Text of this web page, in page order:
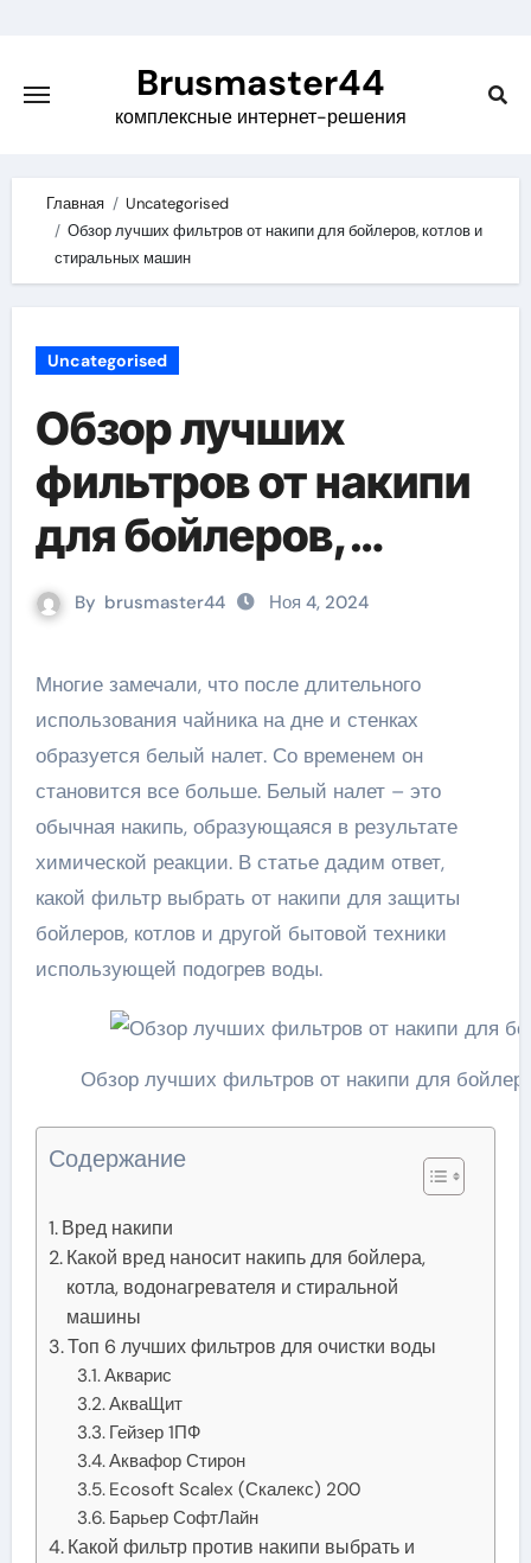
content
Brusmaster44
комплексные интернет-решения
Главная
Uncategorised
Обзор лучших фильтров от накипи для бойлеров, котлов и
стиральных машин
Uncategorised
Обзор лучших
фильтров от накипи
для бойлеров,
котлов и стиральных
By brusmaster44 Ноя 4, 2024
Многие замечали, что после длительного
использования чайника на дне и стенках
образуется белый налет. Со временем он
становится все больше. Белый налет – это
обычная накипь, образующаяся в результате
химической реакции. В статье дадим ответ,
какой фильтр выбрать от накипи для защиты
бойлеров, котлов и другой бытовой техники
использующей подогрев воды.
Обзор лучших фильтров от накипи для
Содержание
Вред накипи
Какой вред наносит накипь для бойлера,
котла, водонагревателя и стиральной
машины
Топ 6 лучших фильтров для очистки воды
Акварис
АкваЩит
Гейзер 1ПФ
Аквафор Стирон
Ecosoft Scalex (Скалекс) 200
Барьер СофтЛайн
Какой фильтр против накипи выбрать и